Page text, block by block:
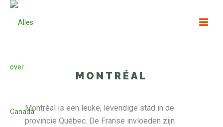
MONTRÉAL
Montréal is een leuke, levendige stad in de
provincie Québec. De Franse invloeden zijn